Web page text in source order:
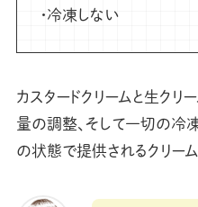
・冷凍しない
カスタードクリームと生ク
量の調整、そして一切の冷
の状態で提供されるクリーム